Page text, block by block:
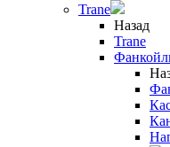
Trane
Назад
Trane